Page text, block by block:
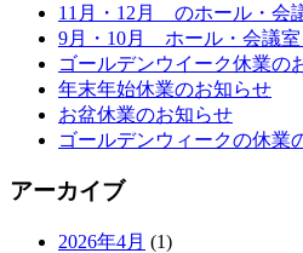
11月・12月 のホール・会
9月・10月 ホール・会議
ゴールデンウイーク休業の
年末年始休業のお知らせ
お盆休業のお知らせ
ゴールデンウィークの休業
アーカイブ
2026年4月 (1)